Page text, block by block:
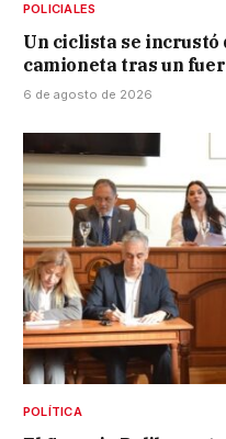
POLICIALES
Un ciclista se incrustó
camioneta tras un
6 de agosto de 2026
POLÍTICA